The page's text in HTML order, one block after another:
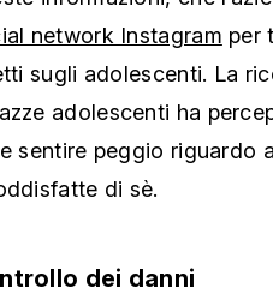
network Instagram per
sugli adolescenti. La
adolescenti ha
sentire peggio riguardo
di sè.
dei danni